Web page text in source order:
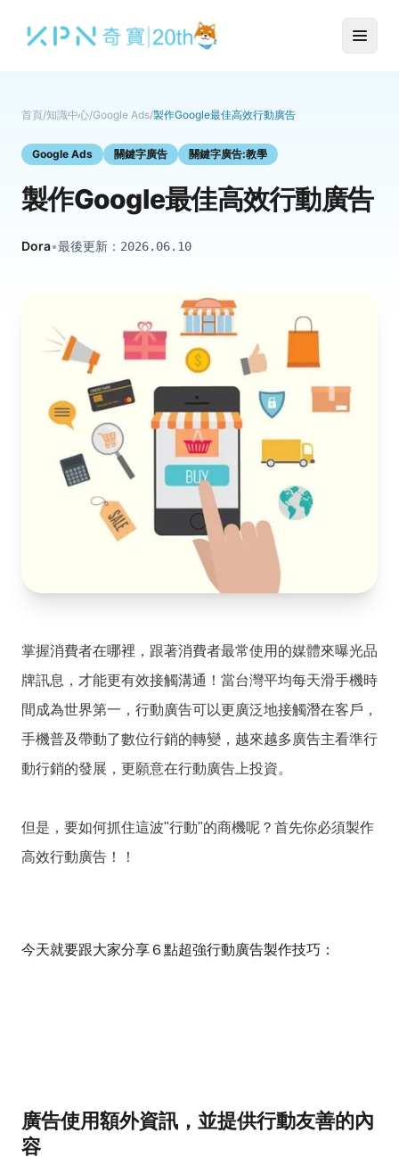
首頁/知識中心/Google Ads/製作Google最佳高效行動廣告
Google Ads 關鍵字廣告 關鍵字廣告:教學
製作Google最佳高效行動廣告
Dora•最後更新： 2026.06.10
掌握消費者在哪裡，跟著消費者最常使用的媒體來曝光品
牌訊息，才能更有效接觸溝通！當台灣平均每天滑手機時
間成為世界第一，行動廣告可以更廣泛地接觸潛在客戶，
手機普及帶動了數位行銷的轉變，越來越多廣告主看準行
動行銷的發展，更願意在行動廣告上投資。
但是，要如何抓住這波"行動"的商機呢？首先你必須製作
高效行動廣告！！
今天就要跟大家分享６點超強行動廣告製作技巧：
廣告使用額外資訊，並提供行動友善的內
容